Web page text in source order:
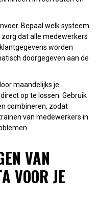
Bepaal welk systeem
dat alle medewerkers
worden
doorgegeven aan de
maandelijks je
op te lossen. Gebruik
combineren, zodat
van medewerkers in
VAN
VOOR JE